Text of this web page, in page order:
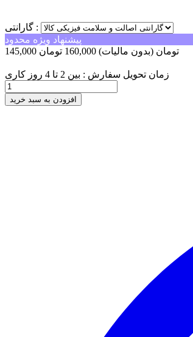
گارانتی :
پیشنهاد ویژه محدود
145,000 تومان (بدون مالیات) 160,000 تومان
زمان تحویل سفارش : بین 2 تا 4 روز کاری
افزودن به سبد خرید